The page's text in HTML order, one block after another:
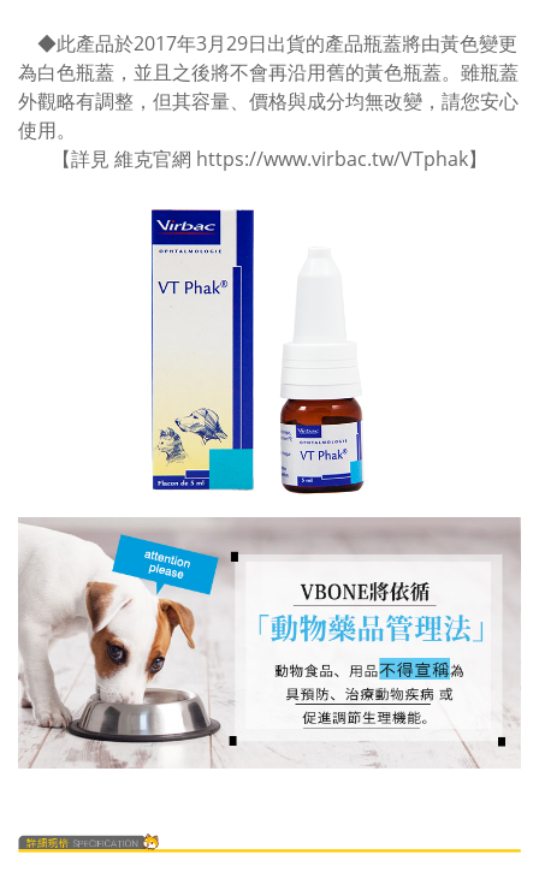
◆此產品於2017年3月29日出貨的產品瓶蓋將由黃色變更
為白色瓶蓋，並且之後將不會再沿用舊的黃色瓶蓋。雖瓶蓋
外觀略有調整，但其容量、價格與成分均無改變，請您安心
使用。
【詳見 維克官網 https://www.virbac.tw/VTphak】